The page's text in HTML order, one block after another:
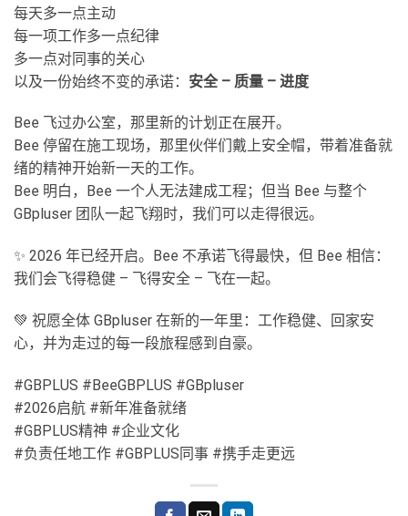
每天多一点主动
每一项工作多一点纪律
多一点对同事的关心
以及一份始终不变的承诺： 安全 – 质量 – 进度
Bee 飞过办公室，那里新的计划正在展开。
Bee 停留在施工现场，那里伙伴们戴上安全帽，带着准备就
绪的精神开始新一天的工作。
Bee 明白，Bee 一个人无法建成工程；但当 Bee 与整个
GBpluser 团队一起飞翔时，我们可以走得很远。
✨ 2026 年已经开启。Bee 不承诺飞得最快，但 Bee 相信：
我们会飞得稳健 – 飞得安全 – 飞在一起。
💚 祝愿全体 GBpluser 在新的一年里：工作稳健、回家安
心，并为走过的每一段旅程感到自豪。
#GBPLUS #BeeGBPLUS #GBpluser
#2026启航 #新年准备就绪
#GBPLUS精神 #企业文化
#负责任地工作 #GBPLUS同事 #携手走更远